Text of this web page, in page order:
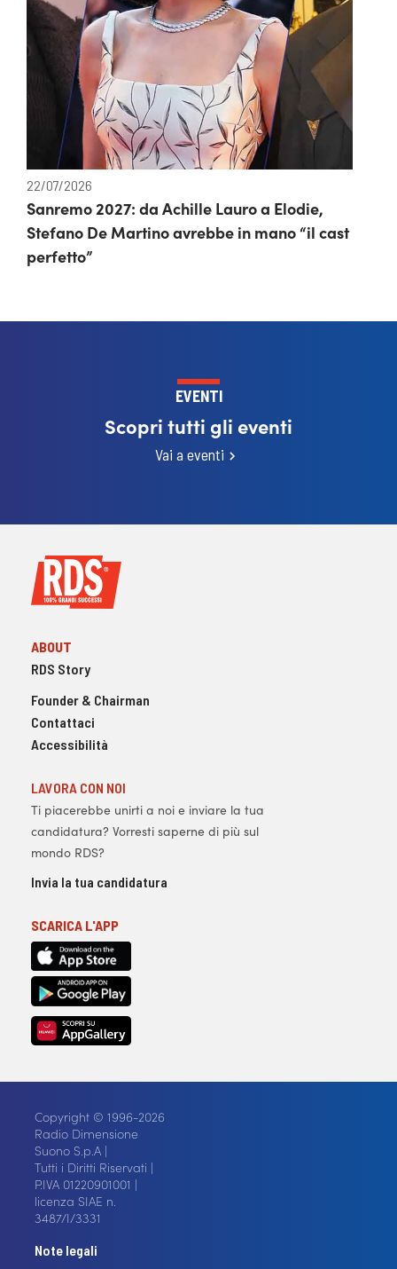
22/07/2026
Sanremo 2027: da Achille Lauro a Elodie,
Stefano De Martino avrebbe in mano “il cast
perfetto”
EVENTI
Scopri tutti gli eventi
Vai a eventi
ABOUT
RDS Story
Founder & Chairman
Contattaci
Accessibilità
LAVORA CON NOI
Ti piacerebbe unirti a noi e inviare la tua
candidatura? Vorresti saperne di più sul
mondo RDS?
Invia la tua candidatura
SCARICA L'APP
Copyright © 1996-2026
Radio Dimensione
Suono S.p.A |
Tutti i Diritti Riservati |
P.IVA 01220901001 |
licenza SIAE n.
3487/I/3331
Note legali